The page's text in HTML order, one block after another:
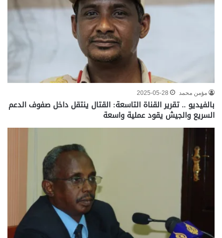
مؤمن محمد 2025-05-28
بالفيديو .. تقرير القناة التاسعة: القتال ينتقل داخل صفوف الدعم
السريع والجيش يقود عملية واسعة